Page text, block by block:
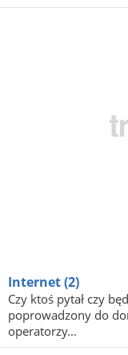
Internet(2)
Czy ktoś pytał czy
poprowadzony do
operatorzy...